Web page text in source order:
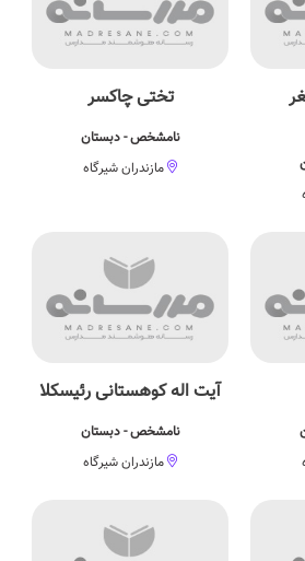
تختی چاکسر
نامشخص - دبستان
مازندران شیرگاه
آیت اله کوهستانی رئیسکلا
نامشخص - دبستان
مازندران شیرگاه